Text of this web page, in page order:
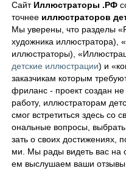
Сайт Иллюстраторы .РФ
точнее иллюстраторов
Мы уве­ре­ны, что раз­де­лы
художника иллюстратора),
иллюстраторы),
детские иллюстрации) и
за­каз­чи­кам которым
фри­ланс - про­ект соз­дан
ра­бо­ту, иллюстраторам
смог встре­тить­ся здесь со
ональ­ные воп­ро­сы,
зать о сво­их
ми. Мы рады ви­деть вас на
ем выс­лу­ша­ем ва­ши от­зы­вы